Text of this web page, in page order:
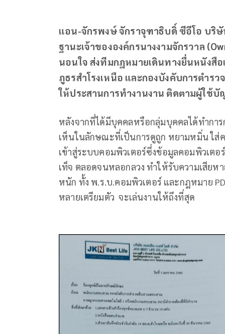
แอน-จักรพงษ์ จักราจุฑาธิบดิ์ ซีอีโอ บริษั
ฐานะเจ้าขององค์กรนางงามจักรวาล
นอนใจ ส่งทีมกฎหมายเดินทางยื่นหนังสื
ภูธรสำโรงเหนือ และกองบังคับการตำร
ให้ประสานการทำงานงาน ติดตามผู้ใช้
หลังจากที่ได้มีบุคคลหรือกลุ่มบุคคลได้ทำกา
เห็นในลักษณะที่เป็นการดูถูก หยามหมิ่น ใส่
เข้าสู่ระบบคอมพิวเตอร์ซึ่งข้อมูลคอมพิวเต
เท็จ ตลอดจนหลอกลวง ทำให้รับความเสียห
หนัก ทั้ง พ.ร.บ.คอมพิวเตอร์ และกฎหมาย
หลายเตรียมตัว จะเล่นงานให้ถึงที่สุด